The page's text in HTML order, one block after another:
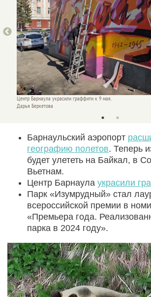
Центр Барнаула украсили граффити к 9 мая.
Дарья Беркетова
Барнаульский аэропорт
географию полетов. Теперь
будет улететь на Байкал, в
Вьетнам.
Центр Барнаула украсили
Парк «Изумрудный» стал
всероссийской премии в
«Премьера года.
парка в 2024 году».